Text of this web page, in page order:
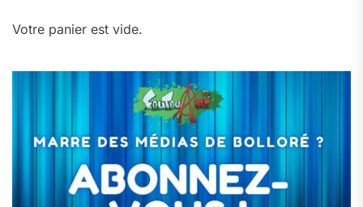
Votre panier est vide.